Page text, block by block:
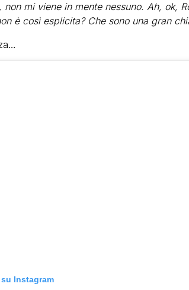
non mi viene in mente nessuno. Ah, ok,
è così esplicita? Che sono una gran
Instagram